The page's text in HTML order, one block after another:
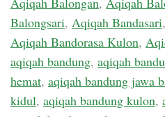
Balongsari, Aqiqah Bandasari,
Aqiqah Bandorasa Kulon,
aqiqah bandung, aqiqah
hemat, aqiqah bandung jawa
kidul, aqiqah bandung kulon,